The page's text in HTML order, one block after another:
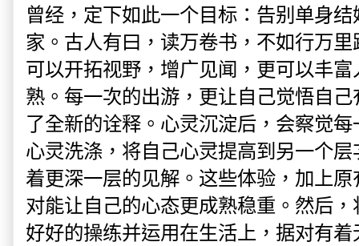
曾经，定下如此一个目标：告别单身
家。古人有曰，读万卷书，不如行万
可以开拓视野，增广见闻，更可以丰
熟。每一次的出游，更让自己觉悟自
了全新的诠释。心灵沉淀后，会察觉
心灵洗涤，将自己心灵提高到另一个
着更深一层的见解。这些体验，加上
对能让自己的心态更成熟稳重。然后
好好的操练并运用在生活上，据对有